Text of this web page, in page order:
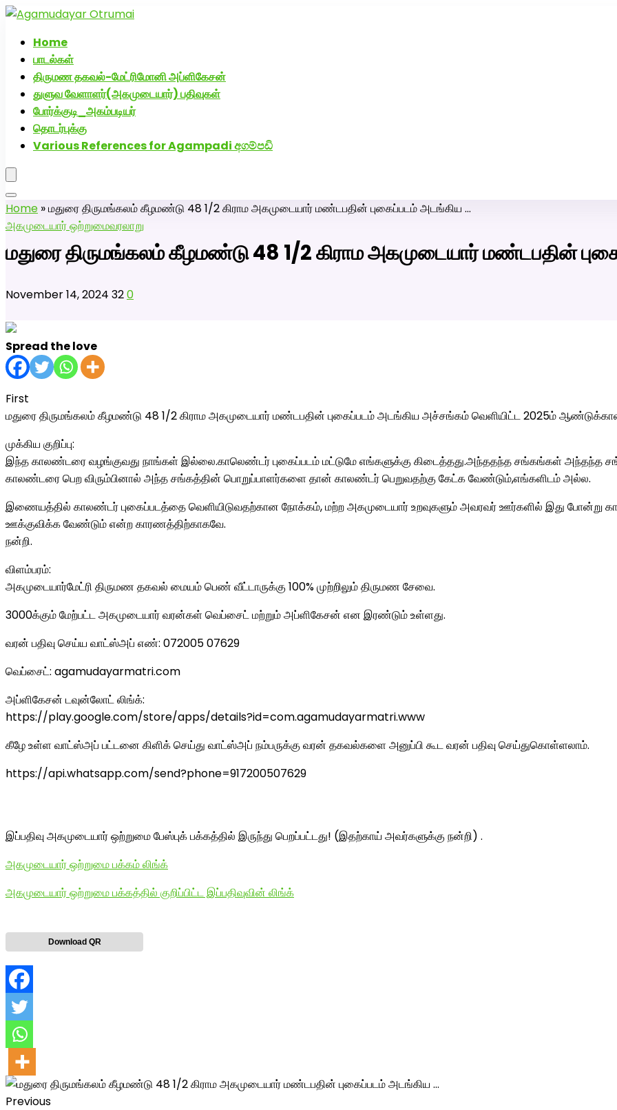
Home
பாடல்கள்
திருமண தகவல்-மேட்ரிமோனி அப்ளிகேசன்
துளுவ வேளாளர்(அகமுடையார்) பதிவுகள்
போர்க்குடி_அகம்படியர்
தொடர்புக்கு
Various References for Agampadi අගම්පඩි
Home »மதுரை திருமங்கலம் கீழமண்டு 48 1/2 கிராம அகமுடையார் மண்டபதின் புகைப்படம் அடங்கிய …
அகமுடையார் ஒற்றுமைவரலாறு
மதுரை திருமங்கலம் கீழமண்டு 48 1/2 கிராம அகமுடையார் மண்டபதின்
November 14, 2024 320
Spread the love
First
மதுரை திருமங்கலம் கீழமண்டு 48 1/2 கிராம அகமுடையார் மண்டபதின் புகைப்படம் அடங்கிய அச்சங்கம் வெளியிட்ட 2025ம்
முக்கிய குறிப்பு:
இந்த காலண்டரை வழங்குவது நாங்கள் இல்லை.காலெண்டர் புகைப்படம் மட்டுமே எங்களுக்கு கிடைத்தது.அந்ததந்த சங்கங்கள் அந்தந்த
காலண்டரை பெற விரும்பினால் அந்த சங்கத்தின் பொறுப்பாளர்களை தான் காலண்டர் பெறுவதற்கு கேட்க வேண்டும்,எங்களிடம் அல்ல.
இணையத்தில் காலண்டர் புகைப்படத்தை வெளியிடுவதற்கான நோக்கம், மற்ற அகமுடையார் உறவுகளும் அவரவர் ஊர்களில் இது போன்று
ஊக்குவிக்க வேண்டும் என்ற காரணத்திற்காகவே.
நன்றி.
விளம்பரம்:
அகமுடையார்மேட்ரி திருமண தகவல் மையம் பெண் வீட்டாருக்கு 100% முற்றிலும் திருமண சேவை.
3000க்கும் மேற்பட்ட அகமுடையார் வரன்கள் வெப்சைட் மற்றும் அப்ளிகேசன் என இரண்டும் உள்ளது.
வரன் பதிவு செய்ய வாட்ஸ்அப் எண்: 072005 07629
வெப்சைட்: agamudayarmatri.com
அப்ளிகேசன் டவுன்லோட் லிங்க்:
https://play.google.com/store/apps/details?id=com.agamudayarmatri.www
கீழே உள்ள வாட்ஸ்அப் பட்டனை கிளிக் செய்து வாட்ஸ்அப் நம்பருக்கு வரன் தகவல்களை அனுப்பி கூட வரன் பதிவு செய்துகொள்ளலாம்.
https://api.whatsapp.com/send?phone=917200507629
இப்பதிவு அகமுடையார் ஒற்றுமை பேஸ்புக் பக்கத்தில் இருந்து பெறப்பட்டது! (இதற்காய் அவர்களுக்கு நன்றி) .
அகமுடையார் ஒற்றுமை பக்கம் லிங்க்
அகமுடையார் ஒற்றுமை பக்கத்தில் குறிப்பிட்ட இப்பதிவுவின் லிங்க்
Download QR
Previous
அகமுடையார் திருமண வரன்களுக்கு அகமுடையார்மேட்ரி-பெண் வீட்டாருக்கு 100% இலவச திருமண சேவை! வாட்ஸப் எண்: